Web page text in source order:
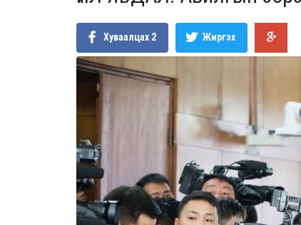
Хуваалцах 2 Жиргэх